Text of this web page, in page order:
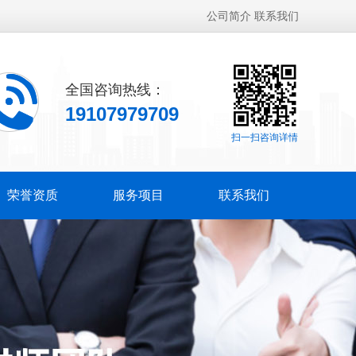
公司简介 联系我们
扫一扫咨询详情
全国咨询热线：
19107979709
荣誉资质 服务项目 联系我们